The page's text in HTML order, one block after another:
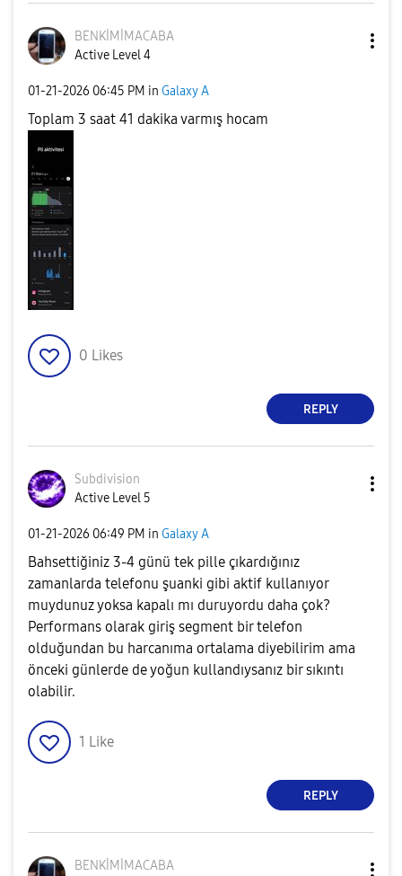
BENKİMİMACABA
Active Level 4
‎01-21-2026 06:45 PM in Galaxy A
Toplam 3 saat 41 dakika varmış hocam
0 Likes
REPLY
Subdivision
Active Level 5
‎01-21-2026 06:49 PM in Galaxy A
Bahsettiğiniz 3-4 günü tek pille çıkardığınız
zamanlarda telefonu şuanki gibi aktif kullanıyor
muydunuz yoksa kapalı mı duruyordu daha çok?
Performans olarak giriş segment bir telefon
olduğundan bu harcanıma ortalama diyebilirim ama
önceki günlerde de yoğun kullandıysanız bir sıkıntı
olabilir.
1 Like
REPLY
BENKİMİMACABA